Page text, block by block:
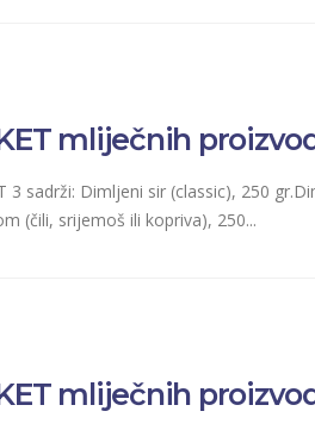
mliječnih
3 sadrži: Dimljeni sir (classic), 250
(čili, srijemoš ili kopriva), 250...
mliječnih